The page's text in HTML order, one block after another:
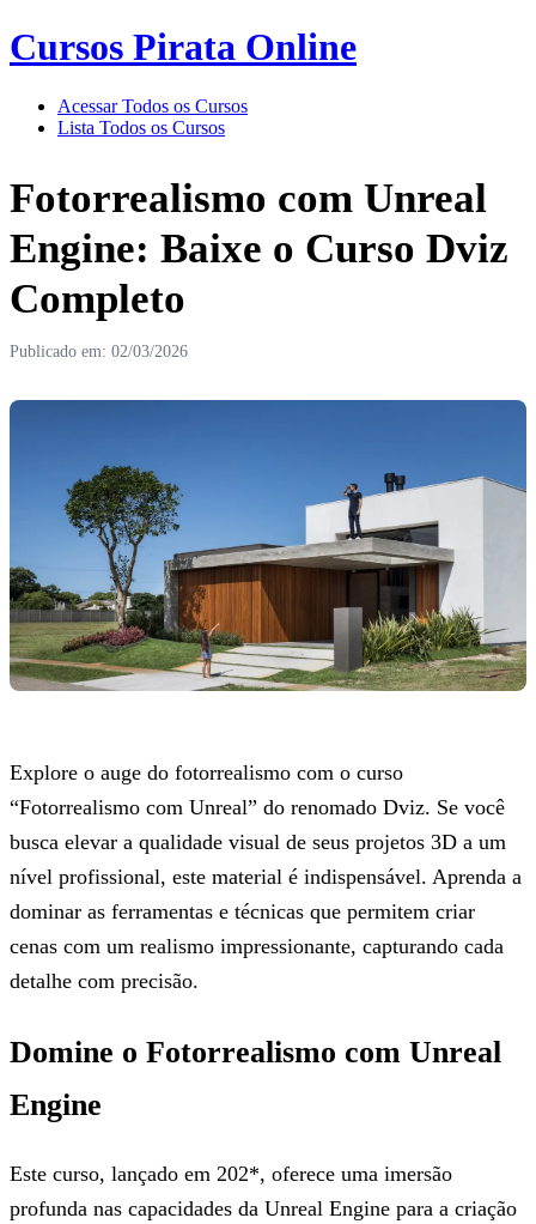
Cursos Pirata Online
Acessar Todos os Cursos
Lista Todos os Cursos
Fotorrealismo com Unreal
Engine: Baixe o Curso Dviz
Completo
Publicado em: 02/03/2026
Explore o auge do fotorrealismo com o curso
“Fotorrealismo com Unreal” do renomado Dviz. Se você
busca elevar a qualidade visual de seus projetos 3D a um
nível profissional, este material é indispensável. Aprenda a
dominar as ferramentas e técnicas que permitem criar
cenas com um realismo impressionante, capturando cada
detalhe com precisão.
Domine o Fotorrealismo com Unreal
Engine
Este curso, lançado em 202*, oferece uma imersão
profunda nas capacidades da Unreal Engine para a criação